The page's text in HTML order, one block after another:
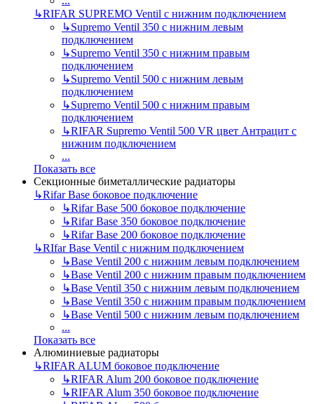
↳RIFAR SUPREMO Ventil с нижним подключением
↳Supremo Ventil 350 с нижним левым
подключением
↳Supremo Ventil 350 с нижним правым
подключением
↳Supremo Ventil 500 с нижним левым
подключением
↳Supremo Ventil 500 с нижним правым
подключением
↳RIFAR Supremo Ventil 500 VR цвет Антрацит с
нижним подключением
...
Показать все
Секционные биметаллические радиаторы
↳Rifar Base боковое подключение
↳Rifar Base 500 боковое подключение
↳Rifar Base 350 боковое подключение
↳Rifar Base 200 боковое подключение
↳RIfar Base Ventil с нижним подключением
↳Base Ventil 200 с нижним левым подключением
↳Base Ventil 200 с нижним правым подключением
↳Base Ventil 350 с нижним левым подключением
↳Base Ventil 350 с нижним правым подключением
↳Base Ventil 500 с нижним левым подключением
...
Показать все
Алюминиевые радиаторы
↳RIFAR ALUM боковое подключение
↳RIFAR Alum 200 боковое подключение
↳RIFAR Alum 350 боковое подключение